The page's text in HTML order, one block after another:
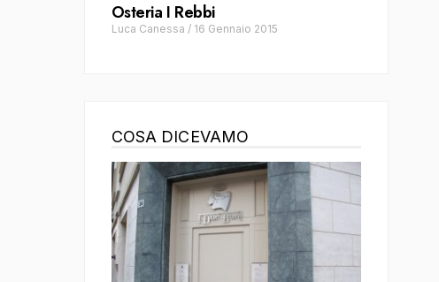
Osteria I Rebbi
Luca Canessa / 16 Gennaio 2015
COSA DICEVAMO